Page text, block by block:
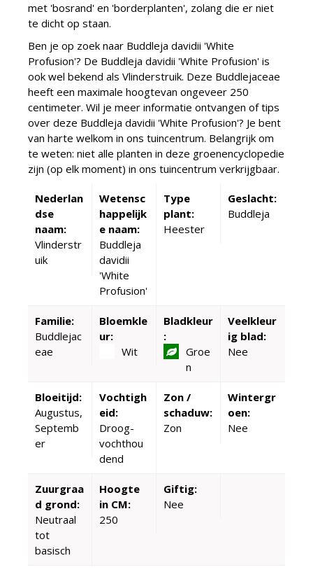
met 'bosrand' en 'borderplanten', zolang die er niet
te dicht op staan.
Ben je op zoek naar Buddleja davidii 'White
Profusion'? De Buddleja davidii 'White Profusion' is
ook wel bekend als Vlinderstruik. Deze Buddlejaceae
heeft een maximale hoogtevan ongeveer 250
centimeter. Wil je meer informatie ontvangen of tips
over deze Buddleja davidii 'White Profusion'? Je bent
van harte welkom in ons tuincentrum. Belangrijk om
te weten: niet alle planten in deze groenencyclopedie
zijn (op elk moment) in ons tuincentrum verkrijgbaar.
Nederlan
dse
naam:
Vlinderstr
uik
Wetensc
happelijk
e naam:
Buddleja
davidii
'White
Profusion'
Type
plant:
Heester
Geslacht:
Buddleja
Familie:
Buddlejac
eae
Bloemkle
ur:
Wit
Bladkleur
:
Groe
n
Veelkleur
ig blad:
Nee
Bloeitijd:
Augustus,
Septemb
er
Vochtigh
eid:
Droog-
vochthou
dend
Zon /
schaduw:
Zon
Wintergr
oen:
Nee
Zuurgraa
d grond:
Neutraal
tot
basisch
Hoogte
in CM:
250
Giftig:
Nee